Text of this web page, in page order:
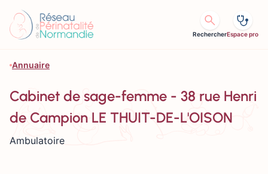
RechercherEspace pro
Annuaire
Cabinet de sage-femme - 38 rue Henri
de Campion LE THUIT-DE-L'OISON
Ambulatoire